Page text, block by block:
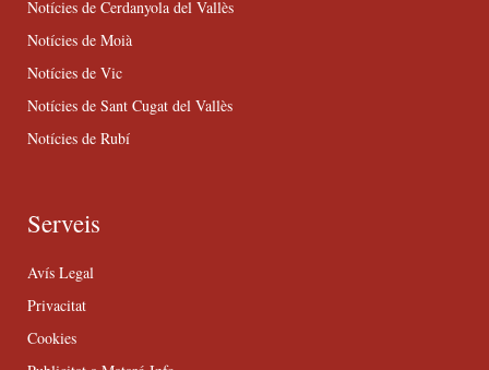
Notícies de Cerdanyola del Vallès
Notícies de Moià
Notícies de Vic
Notícies de Sant Cugat del Vallès
Notícies de Rubí
Serveis
Avís Legal
Privacitat
Cookies